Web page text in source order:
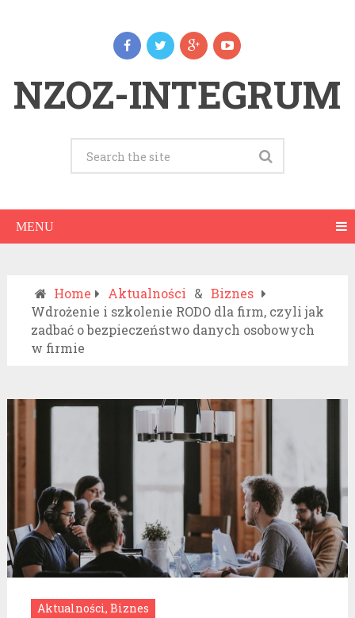
NZOZ-INTEGRUM
MENU
Home Aktualności & Biznes
Wdrożenie i szkolenie RODO dla firm, czyli jak
zadbać o bezpieczeństwo danych osobowych
w firmie
Aktualności, Biznes